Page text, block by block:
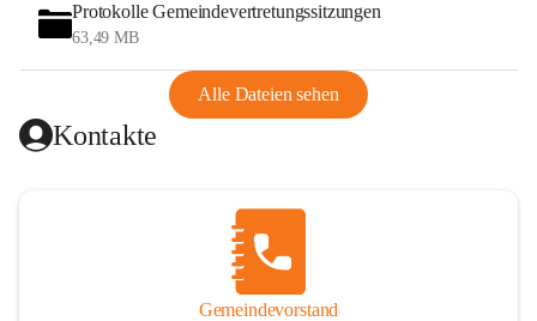
Protokolle Gemeindevertretungssitzungen
63,49 MB
Alle Dateien sehen
Kontakte
Gemeindevorstand